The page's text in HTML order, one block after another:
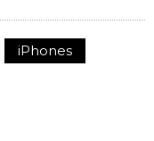
iPhones